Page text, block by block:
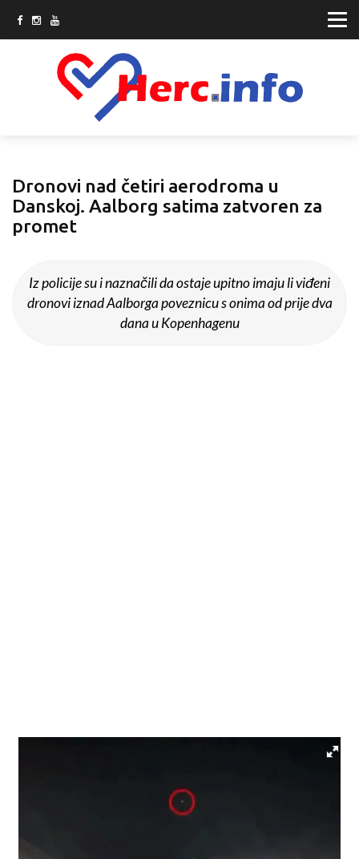
Dronovi nad četiri aerodroma u
Danskoj. Aalborg satima zatvoren za
promet
Iz policije su i naznačili da ostaje upitno imaju li viđeni
dronovi iznad Aalborga poveznicu s onima od prije dva
dana u Kopenhagenu